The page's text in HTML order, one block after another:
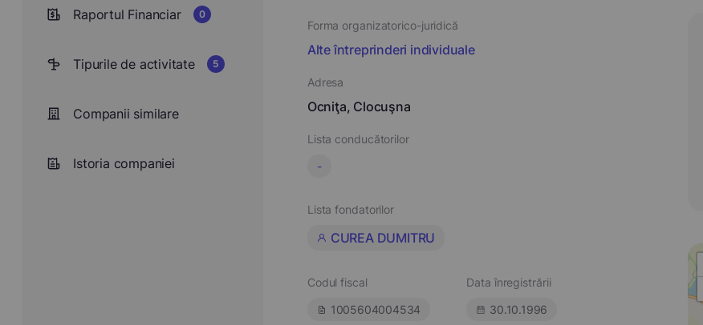
Raportul Financiar 0
Tipurile de activitate 5
Companii similare
Istoria companiei
Forma organizatorico-juridică
Alte întreprinderi individuale
Adresa
Ocniţa, Clocuşna
Lista conducătorilor
-
Lista fondatorilor
CUREA DUMITRU
Codul fiscal
1005604004534
Data înregistrării
30.10.1996